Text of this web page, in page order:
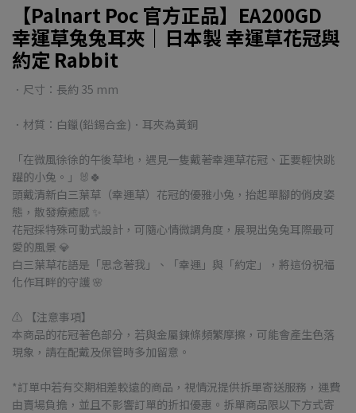
【Palnart Poc 官方正品】EA200GD
幸運草兔兔耳夾｜日本製 幸運草花冠與
約定 Rabbit
．尺寸：長約 35 mm
．材質：白鑞(鉛錫合金)．耳夾為黃銅
「在微風徐徐的午後草地，遇見一隻戴著幸運草花冠、正要輕快跳
躍的小兔。」🐰🍀
頭戴清新白三葉草（幸運草）花冠的優雅小兔，抬起單腳的俏皮姿
態，散發療癒感 ✨
花冠採特殊可動式設計，可隨心情微調角度，展現出兔兔耳際最可
愛的風景 💎
白三葉草花語是「思念著我」、「幸運」與「約定」，將這份祝福
化作耳畔的守護 🌸
⚠️ 【注意事項】
本商品的花冠著色部分，若與金屬鍊條頻繁摩擦，可能會產生色落
現象，請在配戴及保管時多加留意。
*訂單中若有交期相差較遠的商品，視情況提供拆單寄送服務，運費
由賣場負擔，並且不影響訂單的折扣優惠。拆單商品限以下方式寄